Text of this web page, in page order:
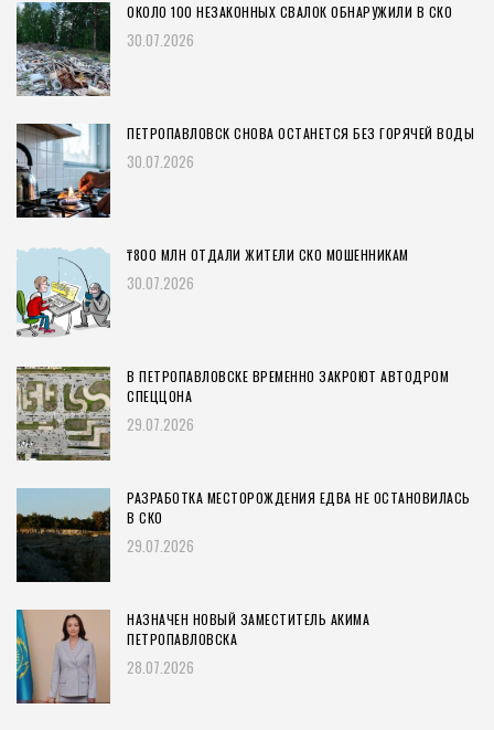
ОКОЛО 100 НЕЗАКОННЫХ СВАЛОК ОБНАРУЖИЛИ В СКО
30.07.2026
ПЕТРОПАВЛОВСК СНОВА ОСТАНЕТСЯ БЕЗ ГОРЯЧЕЙ ВОДЫ
30.07.2026
₸800 МЛН ОТДАЛИ ЖИТЕЛИ СКО МОШЕННИКАМ
30.07.2026
В ПЕТРОПАВЛОВСКЕ ВРЕМЕННО ЗАКРОЮТ АВТОДРОМ
СПЕЦЦОНА
29.07.2026
РАЗРАБОТКА МЕСТОРОЖДЕНИЯ ЕДВА НЕ ОСТАНОВИЛАСЬ
В СКО
29.07.2026
НАЗНАЧЕН НОВЫЙ ЗАМЕСТИТЕЛЬ АКИМА
ПЕТРОПАВЛОВСКА
28.07.2026